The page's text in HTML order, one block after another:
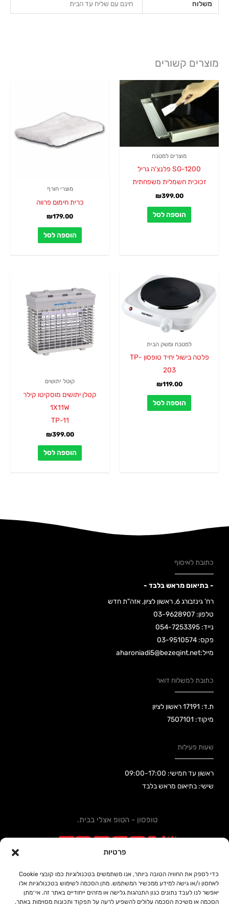
פרטיות
כדי לספק את החוויה הטובה ביותר, אנו משתמשים בטכנולוגיות כמו קובצי Cookie
לאחסון ו/או גישה למידע ממכשיר המשתמש. מתן הסכמה לשימוש בטכנולוגיות אלו
יאפשר לנו לעבד נתונים כגון התנהגות גלישה או מזהים ייחודיים באתר זה. אי־מתן
הסכמה או משיכת הסכמה עלולים להשפיע לרעה על תפקוד ותכונות מסוימות באתר.
משלוח חינם עם שליח עד הבית
מוצרים קשורים
מוצרים למטבח
SG-1200 פלנצ'ה גריל
זכוכית חשמלית משפחתית
₪399.00
הוספה לסל
מוצרי חורף
כרית חימום פרווה
₪179.00
הוספה לסל
למטבח ומשק הבית
פלטה בישול יחיד טופסון TP-
203
₪119.00
הוספה לסל
קוטל יתושים
קטלן יתושים מוסקיטו קילר
1X11W
TP-11
₪399.00
הוספה לסל
כתובת לאיסוף
- בתיאום מראש בלבד -
רח' גינזבורג 6, ראשון לציון, אזה"ת חדש
טלפון: 03-9628907
נייד: 054-7253395
פקס: 03-9510574
מייל:aharoniadi5@bezeqint.net
כתובת למשלוח דואר
ת.ד: 17191 ראשון לציון
מיקוד: 7507101
שעות פעילות
ראשון עד חמישי: 09:00-17:00
שישי: בתיאום מראש בלבד
טופסון - הטופ אצלי בבית.
קידום אתרים SEOUP